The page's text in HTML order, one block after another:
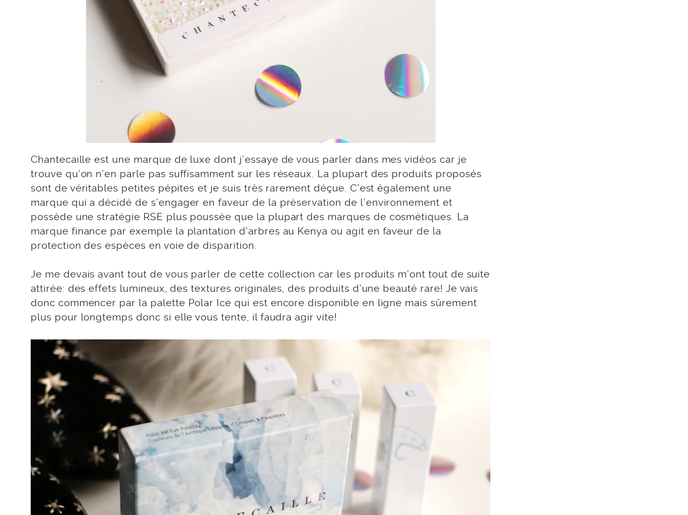
Chantecaille est une marque de luxe dont j’essaye de vous parler dans mes vidéos car je
trouve qu’on n’en parle pas suffisamment sur les réseaux. La plupart des produits proposés
sont de véritables petites pépites et je suis très rarement déçue. C’est également une
marque qui a décidé de s’engager en faveur de la préservation de l’environnement et
possède une stratégie RSE plus poussée que la plupart des marques de cosmétiques. La
marque finance par exemple la plantation d’arbres au Kenya ou agit en faveur de la
protection des espèces en voie de disparition.
Je me devais avant tout de vous parler de cette collection car les produits m’ont tout de suite
attirée: des effets lumineux, des textures originales, des produits d’une beauté rare! Je vais
donc commencer par la palette Polar Ice qui est encore disponible en ligne mais sûrement
plus pour longtemps donc si elle vous tente, il faudra agir vite!